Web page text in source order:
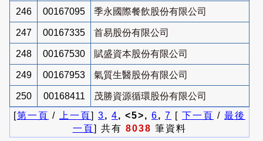
246 00167095 季永國際餐飲股份有限公司
247 00167335 首易股份有限公司
248 00167530 賦盛資本股份有限公司
249 00167953 氣質生醫股份有限公司
250 00168411
茂勝資源循環股份有限公司
[第一頁 / 上一頁] 3, 4, <5>, 6, 7 [ 下一頁 / 最後
一頁] 共有 8038 筆資料